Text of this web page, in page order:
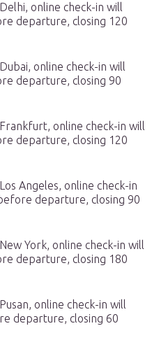
online check-in will
departure, closing 120
online check-in will
departure, closing 90
online check-in will
departure, closing 120
Angeles, online check-in
departure, closing 90
York, online check-in will
departure, closing 180
online check-in will
departure, closing 60